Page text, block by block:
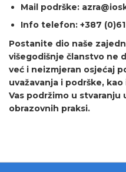
Mail podrške:
Info telefon: +387 (0)61
Postanite dio naše
višegodišnje članstvo ne
već i neizmjeran osjećaj
uvažavanja i podrške,
Vas podržimo u stvaranju
obrazovnih praksi.